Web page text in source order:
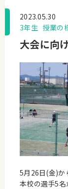
2023.05.30
3年生 授業の
大会に向
5月26日(金)か
本校の選手5名